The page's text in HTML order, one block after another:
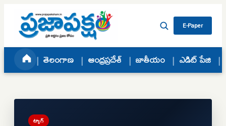
Skip to content
E-Paper
తెలంగాణ ఆంధ్రప్రదేశ్ జాతీయం ఎడిట్ పేజి
ట్యాగ్